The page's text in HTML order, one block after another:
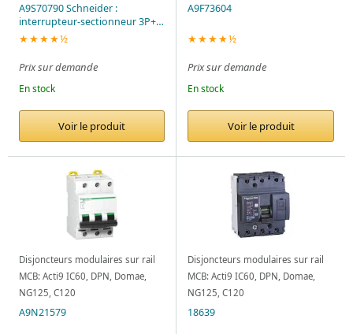
A9S70790 Schneider :
interrupteur-sectionneur 3P+N
– 100A 415VCA
★★★★½
Prix sur demande
En stock
Voir le produit
A9F73604
★★★★½
Prix sur demande
En stock
Voir le produit
Disjoncteurs modulaires sur rail
MCB: Acti9 IC60, DPN, Domae,
NG125, C120
A9N21579
Disjoncteurs modulaires sur rail
MCB: Acti9 IC60, DPN, Domae,
NG125, C120
18639